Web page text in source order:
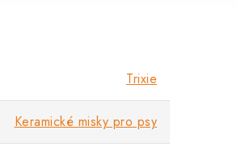
Trixie
Keramické misky pro psy